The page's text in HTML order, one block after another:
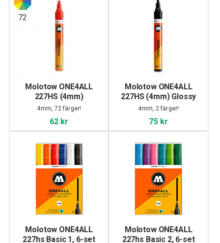
72
Molotow ONE4ALL
227HS (4mm)
4mm, 72 färger!
62 kr
Molotow ONE4ALL
227HS (4mm) Glossy
4mm, 2 färger!
75 kr
Molotow ONE4ALL
227hs Basic 1, 6-set
Molotow ONE4ALL
227hs Basic 2, 6-set